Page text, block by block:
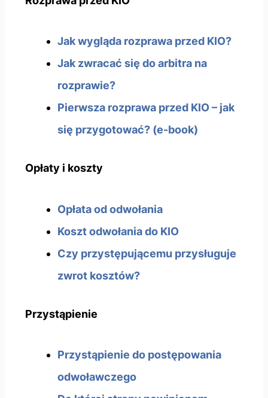
Jak wygląda rozprawa przed KIO?
Jak zwracać się do arbitra na
rozprawie?
Pierwsza rozprawa przed KIO – jak
się przygotować? (e-book)
Opłaty i koszty
Opłata od odwołania
Koszt odwołania do KIO
Czy przystępującemu przysługuje
zwrot kosztów?
Przystąpienie
Przystąpienie do postępowania
odwoławczego